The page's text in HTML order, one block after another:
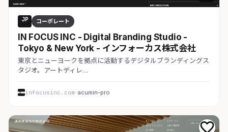
JP コーポレート
IN FOCUS INC - Digital Branding Studio -
Tokyo & New York - インフォーカス株式会社
東京とニューヨークを拠点に活動するデジタルブランディングス
タジオ。アートディレ…
infocusinc.com· acumin-pro